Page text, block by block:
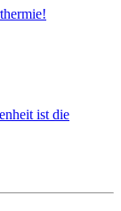
ist die